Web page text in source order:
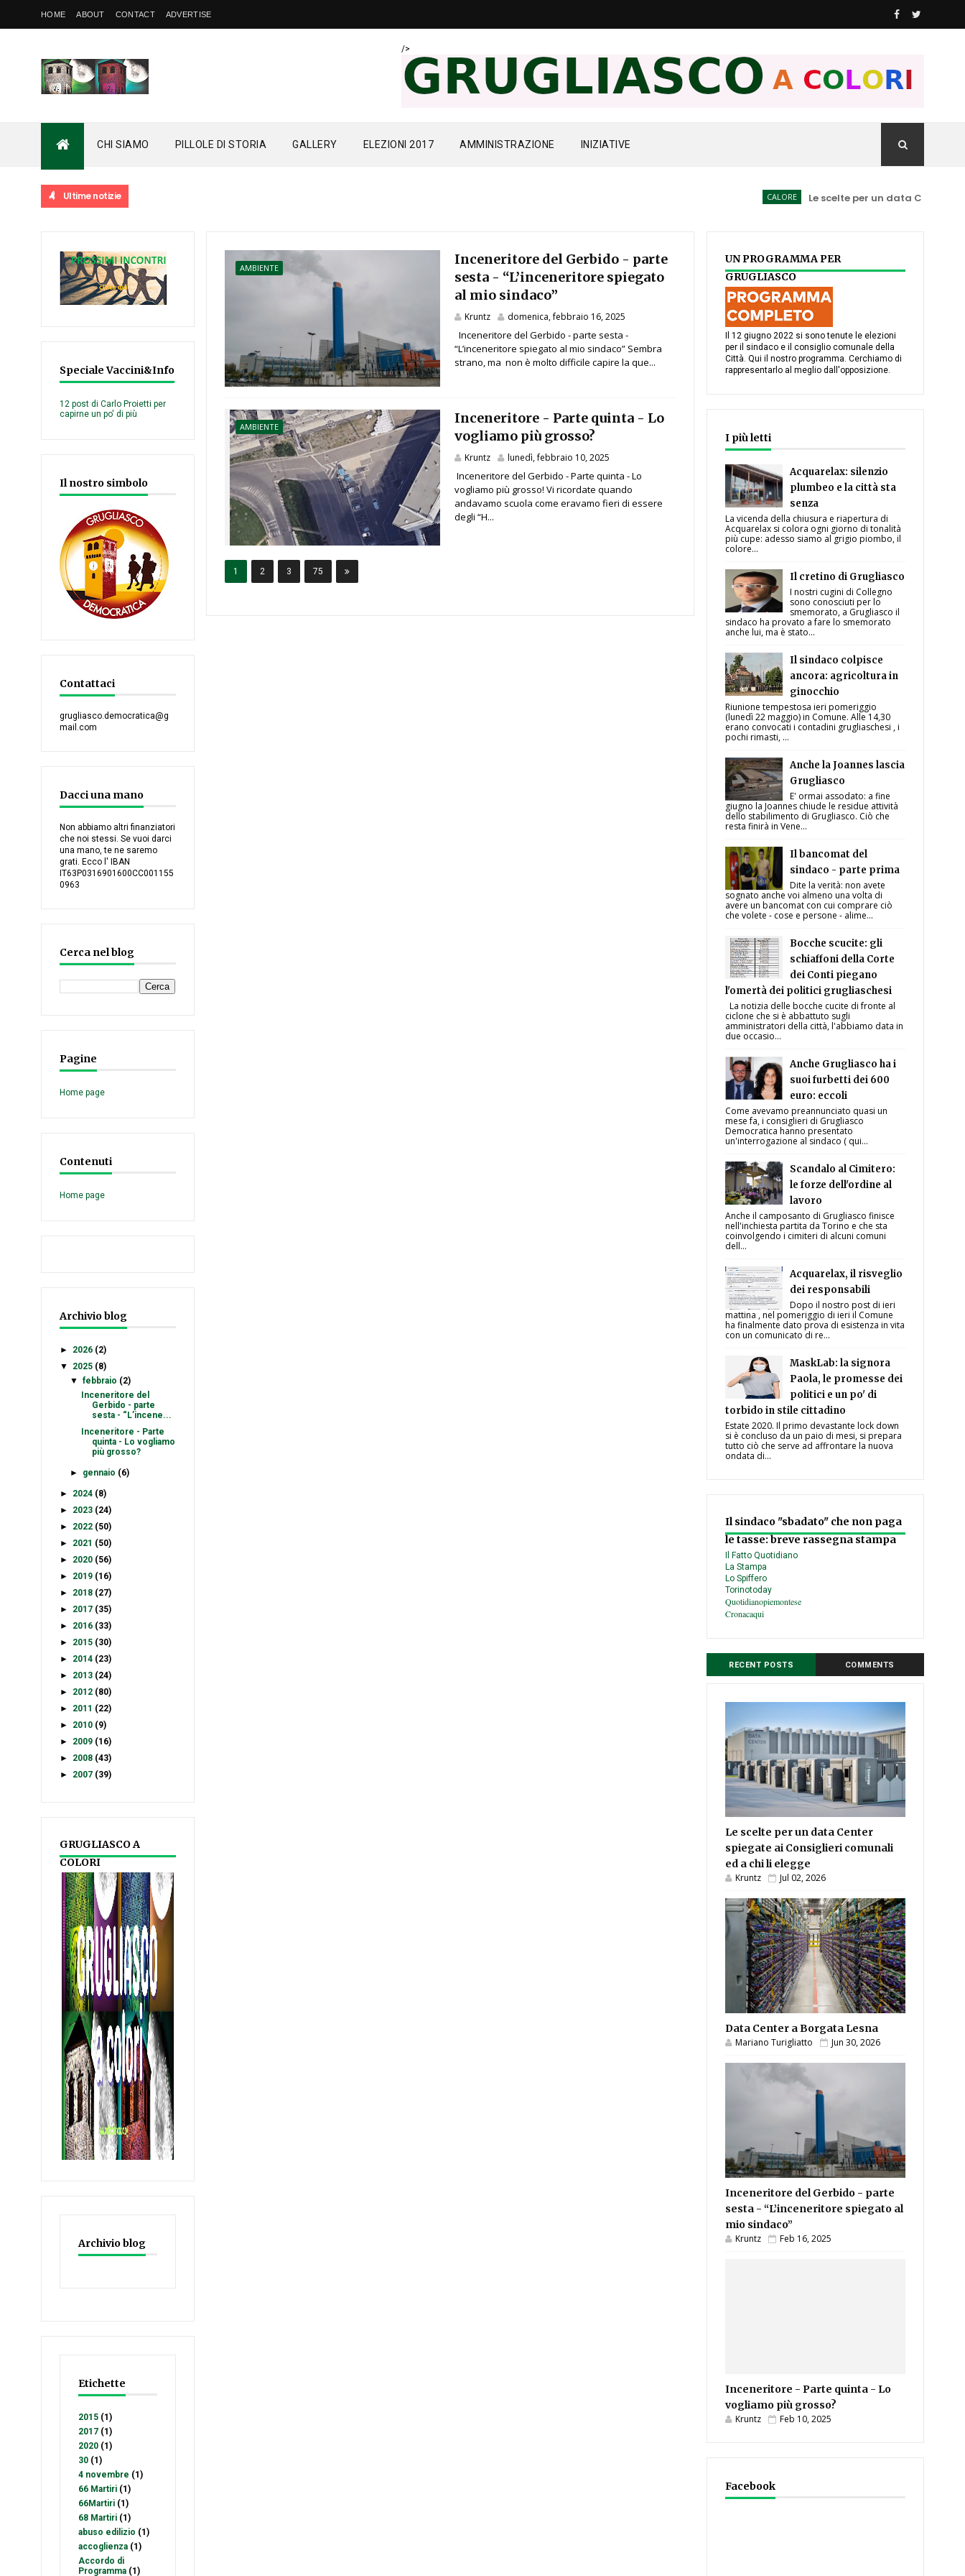
HOME ABOUT CONTACT ADVERTISE
/>
CHI SIAMO PILLOLE DI STORIA GALLERY ELEZIONI 2017 AMMINISTRAZIONE INIZIATIVE
Ultime notizie Le scelte per un data Center
Speciale Vaccini&Info
12 post di Carlo Proietti per
capirne un po' di più
Il nostro simbolo
Contattaci
grugliasco.democratica@g
mail.com
Dacci una mano
Non abbiamo altri finanziatori
che noi stessi. Se vuoi darci
una mano, te ne saremo
grati. Ecco l' IBAN
IT63P0316901600CC001155
0963
Cerca nel blog
Pagine
Home page
Contenuti
Home page
Archivio blog
► 2026 (2)
▼
2025 (8)
▼ febbraio (2)
Inceneritore del
Gerbido - parte
sesta - “L’incene...
Inceneritore - Parte
quinta - Lo vogliamo
più grosso?
► gennaio (6)
► 2024 (8)
► 2023 (24)
► 2022 (50)
► 2021 (50)
► 2020 (56)
► 2019 (16)
► 2018 (27)
► 2017 (35)
► 2016 (33)
► 2015 (30)
► 2014 (23)
► 2013 (24)
► 2012 (80)
► 2011 (22)
► 2010 (9)
► 2009 (16)
► 2008 (43)
► 2007 (39)
GRUGLIASCO A
COLORI
Archivio blog
Etichette
2015 (1)
2017 (1)
2020 (1)
30 (1)
4 novembre (1)
66 Martiri (1)
66Martiri (1)
68 Martiri (1)
abuso edilizio (1)
accoglienza (1)
Accordo di
Programma (1)
AMBIENTE
Inceneritore del Gerbido - parte
sesta - “L’inceneritore spiegato
al mio sindaco”
Kruntz domenica, febbraio 16, 2025
Inceneritore del Gerbido - parte sesta -
“L’inceneritore spiegato al mio sindaco” Sembra
strano, ma non è molto difficile capire la que...
AMBIENTE
Inceneritore - Parte quinta - Lo
vogliamo più grosso?
Kruntz lunedì, febbraio 10, 2025
Inceneritore del Gerbido - Parte quinta - Lo
vogliamo più grosso! Vi ricordate quando
andavamo scuola come eravamo fieri di essere
degli “H...
1 2 3 75
UN PROGRAMMA PER
GRUGLIASCO
Il 12 giugno 2022 si sono tenute le elezioni
per il sindaco e il consiglio comunale della
Città. Qui il nostro programma. Cerchiamo di
rappresentarlo al meglio dall'opposizione.
I più letti
Acquarelax: silenzio
plumbeo e la città sta
senza
La vicenda della chiusura e riapertura di
Acquarelax si colora ogni giorno di tonalità
più cupe: adesso siamo al grigio piombo, il
colore...
Il cretino di Grugliasco
I nostri cugini di Collegno
sono conosciuti per lo
smemorato, a Grugliasco il
sindaco ha provato a fare lo smemorato
anche lui, ma è stato...
Il sindaco colpisce
ancora: agricoltura in
ginocchio
Riunione tempestosa ieri pomeriggio
(lunedì 22 maggio) in Comune. Alle 14,30
erano convocati i contadini grugliaschesi , i
pochi rimasti, ...
Anche la Joannes lascia
Grugliasco
E' ormai assodato: a fine
giugno la Joannes chiude le residue attività
dello stabilimento di Grugliasco. Ciò che
resta finirà in Vene...
Il bancomat del
sindaco - parte prima
Dite la verità: non avete
sognato anche voi almeno una volta di
avere un bancomat con cui comprare ciò
che volete - cose e persone - alime...
Bocche scucite: gli
schiaffoni della Corte
dei Conti piegano
l'omertà dei politici grugliaschesi
La notizia delle bocche cucite di fronte al
ciclone che si è abbattuto sugli
amministratori della città, l'abbiamo data in
due occasio...
Anche Grugliasco ha i
suoi furbetti dei 600
euro: eccoli
Come avevamo preannunciato quasi un
mese fa, i consiglieri di Grugliasco
Democratica hanno presentato
un'interrogazione al sindaco ( qui...
Scandalo al Cimitero:
le forze dell'ordine al
lavoro
Anche il camposanto di Grugliasco finisce
nell'inchiesta partita da Torino e che sta
coinvolgendo i cimiteri di alcuni comuni
dell...
Acquarelax, il risveglio
dei responsabili
Dopo il nostro post di ieri
mattina , nel pomeriggio di ieri il Comune
ha finalmente dato prova di esistenza in vita
con un comunicato di re...
MaskLab: la signora
Paola, le promesse dei
politici e un po' di
torbido in stile cittadino
Estate 2020. Il primo devastante lock down
si è concluso da un paio di mesi, si prepara
tutto ciò che serve ad affrontare la nuova
ondata di...
Il sindaco "sbadato" che non paga
le tasse: breve rassegna stampa
Il Fatto Quotidiano
La Stampa
Lo Spiffero
Torinotoday
Quotidianopiemontese
Cronacaqui
RECENT POSTS COMMENTS
Le scelte per un data Center
spiegate ai Consiglieri comunali
ed a chi li elegge
Kruntz Jul 02, 2026
Data Center a Borgata Lesna
Mariano Turigliatto Jun 30, 2026
Inceneritore del Gerbido - parte
sesta - “L’inceneritore spiegato al
mio sindaco”
Kruntz Feb 16, 2025
Inceneritore - Parte quinta - Lo
vogliamo più grosso?
Kruntz Feb 10, 2025
Facebook